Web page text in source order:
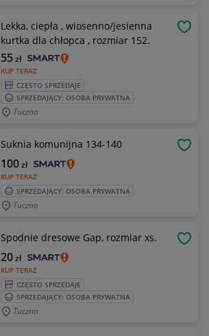
Lekka, ciepła , wiosenno/jesienna
kurtka dla chłopca , rozmiar 152.
KUP TERAZ
55zł
CZĘSTO SPRZEDAJE
SPRZEDAJĄCY: OSOBA PRYWATNA
Tuczno
Suknia komunijna 134-140
KUP TERAZ
100zł
SPRZEDAJĄCY: OSOBA PRYWATNA
Tuczno
Spodnie dresowe Gap, rozmiar xs.
KUP TERAZ
20zł
CZĘSTO SPRZEDAJE
SPRZEDAJĄCY: OSOBA PRYWATNA
Tuczno